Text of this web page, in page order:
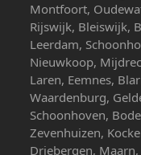
Montfoort,
Rijswijk, Bleiswijk,
Leerdam,
Nieuwkoop,
Laren, Eemnes,
Waardenburg,
Schoonhoven,
Zevenhuizen,
Driebergen,